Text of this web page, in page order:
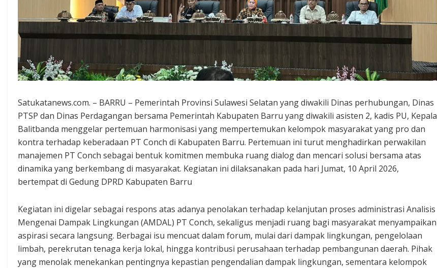
Satukatanews.com. – BARRU – Pemerintah Provinsi Sulawesi Selatan yang diwakili Dinas perhubungan, Dinas
PTSP dan Dinas Perdagangan bersama Pemerintah Kabupaten Barru yang diwakili asisten 2, kadis PU, Kepala
Balitbanda menggelar pertemuan harmonisasi yang mempertemukan kelompok masyarakat yang pro dan
kontra terhadap keberadaan PT Conch di Kabupaten Barru. Pertemuan ini turut menghadirkan perwakilan
manajemen PT Conch sebagai bentuk komitmen membuka ruang dialog dan mencari solusi bersama atas
dinamika yang berkembang di masyarakat. Kegiatan ini dilaksanakan pada hari Jumat, 10 April 2026,
bertempat di Gedung DPRD Kabupaten Barru
Kegiatan ini digelar sebagai respons atas adanya penolakan terhadap kelanjutan proses administrasi Analisis
Mengenai Dampak Lingkungan (AMDAL) PT Conch, sekaligus menjadi ruang bagi masyarakat menyampaikan
aspirasi secara langsung. Berbagai isu mencuat dalam forum, mulai dari dampak lingkungan, pengelolaan
limbah, perekrutan tenaga kerja lokal, hingga kontribusi perusahaan terhadap pembangunan daerah. Pihak
yang menolak menekankan pentingnya kepastian pengendalian dampak lingkungan, sementara kelompok